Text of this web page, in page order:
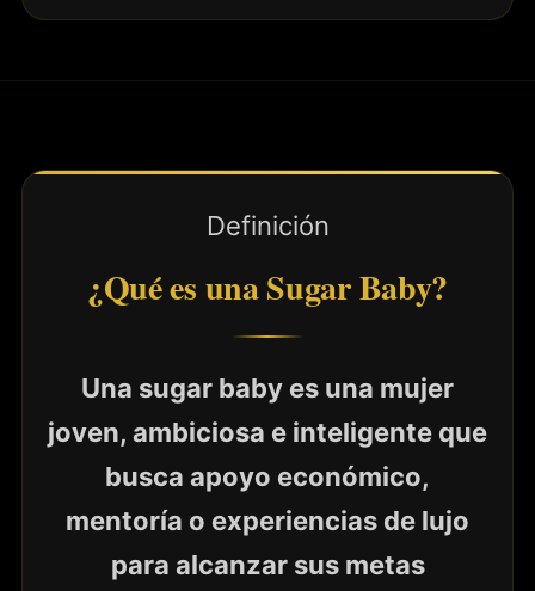
Definición
¿Qué es una Sugar Baby?
Una sugar baby es una mujer
joven, ambiciosa e inteligente que
busca apoyo económico,
mentoría o experiencias de lujo
para alcanzar sus metas